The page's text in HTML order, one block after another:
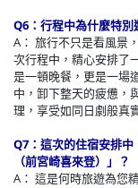
Q6：行程中為什麼特
A： 旅行不只是看風景
次行程中，精心安排了
是一頓晚餐，更是一場
中，卸下整天的疲憊，
理，享受如同日劇般真
Q7：這次的住宿安排
（前宮崎喜來登）」？
A： 這是何時旅遊為您